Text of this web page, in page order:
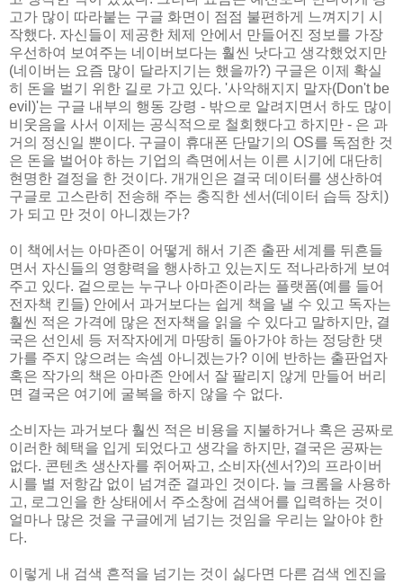
고가 많이 따라붙는 구글 화면이 점점 불편하게 느껴지기 시
작했다. 자신들이 제공한 체제 안에서 만들어진 정보를 가장
우선하여 보여주는 네이버보다는 훨씬 낫다고 생각했었지만
(네이버는 요즘 많이 달라지기는 했을까?) 구글은 이제 확실
히 돈을 벌기 위한 길로 가고 있다. '사악해지지 말자(Don't be
evil)'는 구글 내부의 행동 강령 - 밖으로 알려지면서 하도 많이
비웃음을 사서 이제는 공식적으로 철회했다고 하지만 - 은 과
거의 정신일 뿐이다. 구글이 휴대폰 단말기의 OS를 독점한 것
은 돈을 벌어야 하는 기업의 측면에서는 이른 시기에 대단히
현명한 결정을 한 것이다. 개개인은 결국 데이터를 생산하여
구글로 고스란히 전송해 주는 충직한 센서(데이터 습득 장치)
가 되고 만 것이 아니겠는가?
이 책에서는 아마존이 어떻게 해서 기존 출판 세계를 뒤흔들
면서 자신들의 영향력을 행사하고 있는지도 적나라하게 보여
주고 있다. 겉으로는 누구나 아마존이라는 플랫폼(예를 들어
전자책 킨들) 안에서 과거보다는 쉽게 책을 낼 수 있고 독자는
훨씬 적은 가격에 많은 전자책을 읽을 수 있다고 말하지만, 결
국은 선인세 등 저작자에게 마땅히 돌아가야 하는 정당한 댓
가를 주지 않으려는 속셈 아니겠는가? 이에 반하는 출판업자
혹은 작가의 책은 아마존 안에서 잘 팔리지 않게 만들어 버리
면 결국은 여기에 굴복을 하지 않을 수 없다.
소비자는 과거보다 훨씬 적은 비용을 지불하거나 혹은 공짜로
이러한 혜택을 입게 되었다고 생각을 하지만, 결국은 공짜는
없다. 콘텐츠 생산자를 쥐어짜고, 소비자(센서?)의 프라이버
시를 별 저항감 없이 넘겨준 결과인 것이다. 늘 크롬을 사용하
고, 로그인을 한 상태에서 주소창에 검색어를 입력하는 것이
얼마나 많은 것을 구글에게 넘기는 것임을 우리는 알아야 한
다.
이렇게 내 검색 흔적을 넘기는 것이 싫다면 다른 검색 엔진을